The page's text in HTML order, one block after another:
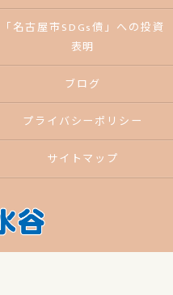
「名古屋市SDGs債」への投資
表明
ブログ
プライバシーポリシー
サイトマップ